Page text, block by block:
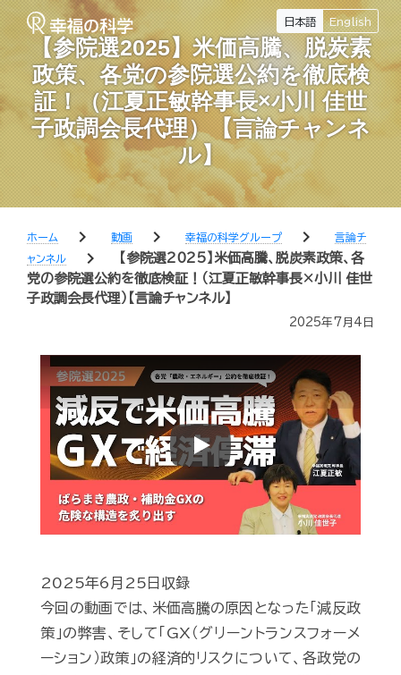
日本語 English
【参院選2025】米価高騰、脱炭素
政策、各党の参院選公約を徹底検
証！（江夏正敏幹事長×小川 佳世
子政調会長代理）【言論チャンネ
ル】
ホーム chevron_right 動画 chevron_right 幸福の科学グループ chevron_right
言論チ
ャンネル
chevron_right
【参院選2025】米価高騰、脱炭素政策、各
党の参院選公約を徹底検証！（江夏正敏幹事長×小川 佳世
子政調会長代理）【言論チャンネル】
2025年7月4日
Play
2025年6月25日収録
今回の動画では、米価高騰の原因となった「減反政
策」の弊害、そして「GX（グリーントランスフォーメ
ーション）政策」の経済的リスクについて、各政党の